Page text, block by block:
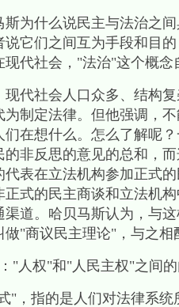
什么说民主与法治之间
它们之间互为手段和目
代社会， "法治"这个概念
社会人口众多、结构复
制定法律。但他强调，
在想什么。怎么了解呢
非反思的意见的总和，
表在立法机构参加正式
式的民主商谈和立法机
道。哈贝马斯认为，与
做"商议民主理论"，与之相
"人权"和"人民主权"之间
"，指的是人们对法律系